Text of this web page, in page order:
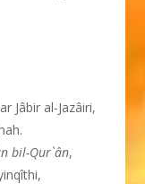
Jâbir al-Jazâiri,
bil-Qur`ân,